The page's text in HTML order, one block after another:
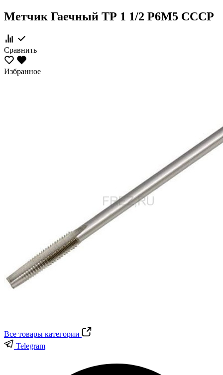
Метчик Гаечный ТР 1 1/2 Р6М5 СССР
Сравнить
Избранное
Все товары категории
Telegram